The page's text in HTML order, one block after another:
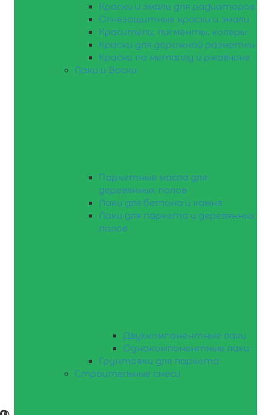
Краски и эмали для радиаторов
Огнезащитные краски и эмали
Красители, пигменты, колеры
Краски для дорожной разметки
Краски по металлу и ржавчине
Лаки и Воски
Паркетные масла для
деревянных полов
Лаки для бетона и камня
Лаки для паркета и деревянных
полов
Двухкомпонентные лаки
Однокомпонентные лаки
Грунтовки для паркета
Строительные смеси